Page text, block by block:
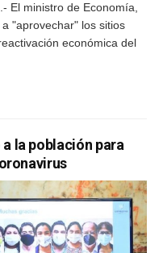
El ministro de Economía,
"aprovechar" los sitios
económica del
la población para